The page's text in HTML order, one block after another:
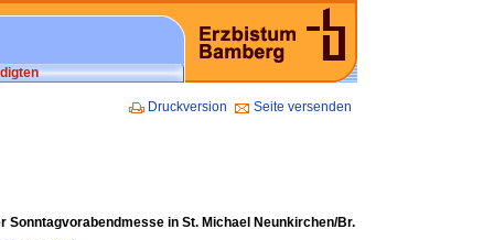
Druckversion Seite versenden
Sonntagvorabendmesse in St. Michael Neunkirchen/Br.